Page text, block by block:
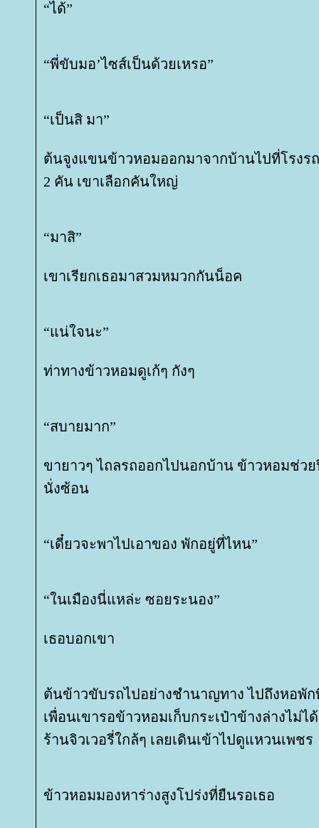
“ได้”
“พี่ขับมอ’ไซส์เป็นด้วยเหรอ”
“เป็นสิ มา”
ต้นจูงแขนข้าวหอมออกมาจากบ้านไปที่โรงร
2 คัน เขาเลือกคันใหญ่
“มาสิ”
เขาเรียกเธอมาสวมหมวกกันน็อค
“แน่ใจนะ”
ท่าทางข้าวหอมดูเก้ๆ กังๆ
“สบายมาก”
ขายาวๆ ไถลรถออกไปนอกบ้าน ข้าวหอมช่ว
นั่งซ้อน
“เดี๋ยวจะพาไปเอาของ พักอยู่ที่ไหน”
“ในเมืองนี่แหล่ะ ซอยระนอง”
เธอบอกเขา
ต้นข้าวขับรถไปอย่างชำนาญทาง ไปถึงหอพั
เพื่อนเขารอข้าวหอมเก็บกระเป๋าข้างล่างไม่
ร้านจิวเวอรี่ใกล้ๆ เลยเดินเข้าไปดูแหวนเพชร
ข้าวหอมมองหาร่างสูงโปร่งที่ยืนรอเธอ